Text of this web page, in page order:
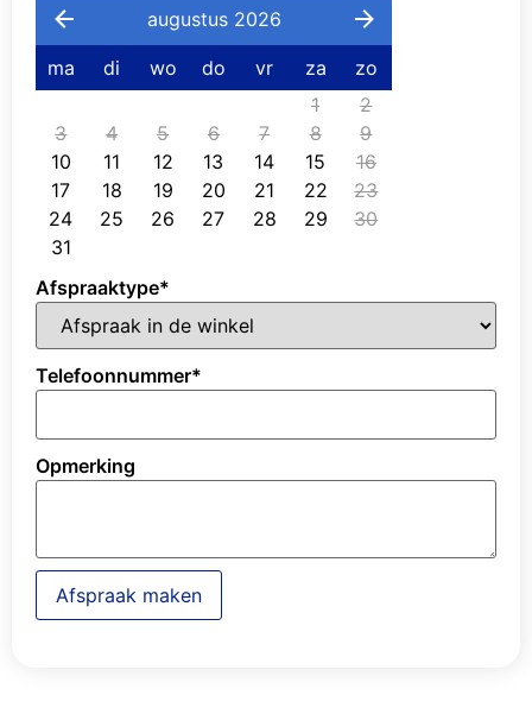
augustus 2026
ma di wo do vr za
zo
1
2
3
4 5 6 7 8
9
10
11 12 13 14 15
16
17
18 19 20 21 22
23
24
25 26 27 28 29
30
31
Afspraaktype*
Telefoonnummer*
Opmerking
Afspraak maken